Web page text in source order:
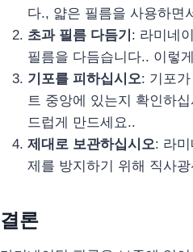
다., 얇은 필름을 사용하면
초과 필름 다듬기 : 라미네
필름을 다듬습니다.. 이렇
기포를 피하십시오: 기포
트 중앙에 있는지 확인하
드럽게 만드세요..
제대로 보관하십시오: 라
제를 방지하기 위해 직사
결론